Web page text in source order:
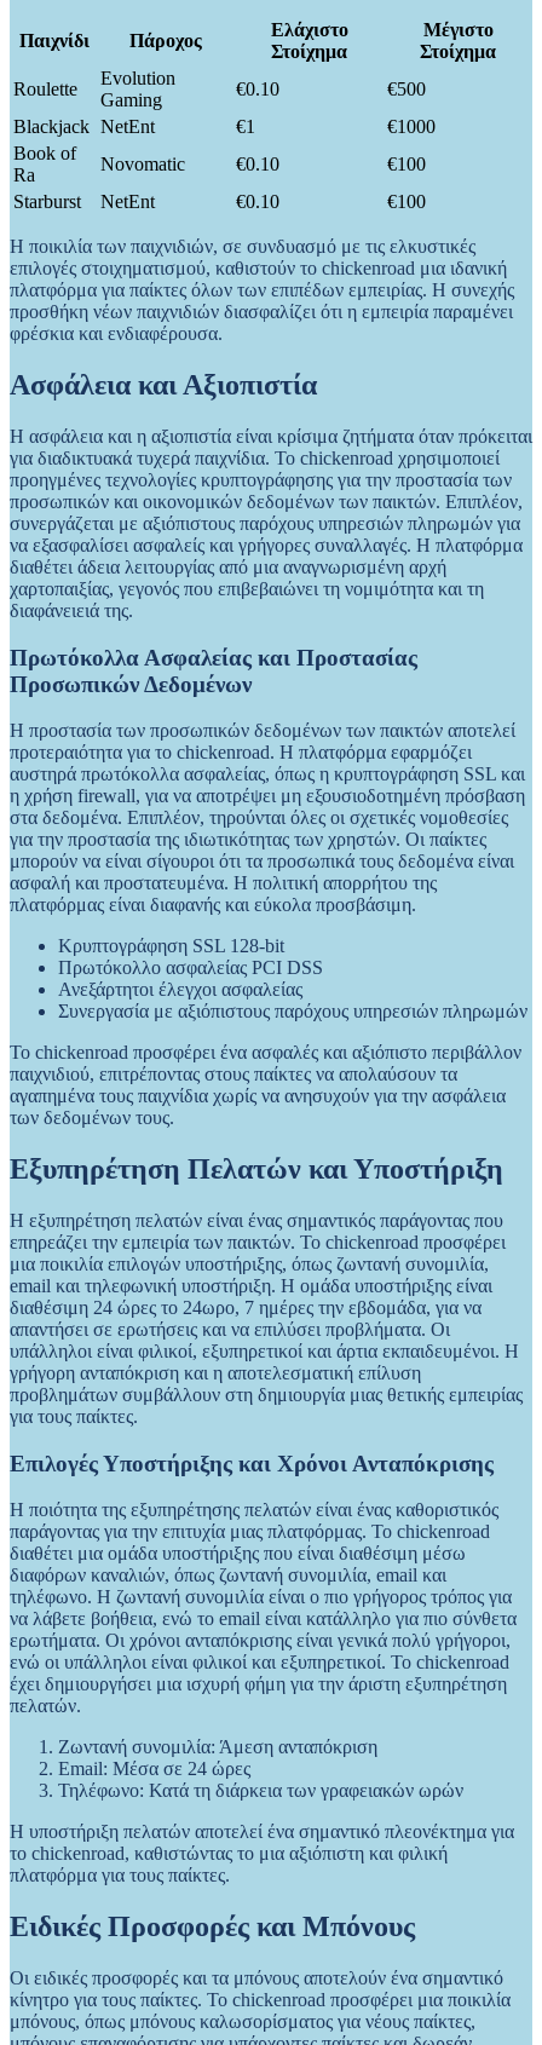
Παιχνίδι Πάροχος
Ελάχιστο
Στοίχημα
Μέγιστο
Στοίχημα
Roulette
Evolution
Gaming
€0.10
€500
Blackjack NetEnt €1
€1000
Book of
Ra
Novomatic €0.10
€100
Starburst
NetEnt €0.10 €100
Η ποικιλία των παιχνιδιών, σε συνδυασμό με τις ελκυστικές
επιλογές στοιχηματισμού, καθιστούν το chickenroad μια ιδανική
πλατφόρμα για παίκτες όλων των επιπέδων εμπειρίας. Η συνεχής
προσθήκη νέων παιχνιδιών διασφαλίζει ότι η εμπειρία παραμένει
φρέσκια και ενδιαφέρουσα.
Ασφάλεια και Αξιοπιστία
Η ασφάλεια και η αξιοπιστία είναι κρίσιμα ζητήματα όταν πρόκειται
για διαδικτυακά τυχερά παιχνίδια. Το chickenroad χρησιμοποιεί
προηγμένες τεχνολογίες κρυπτογράφησης για την προστασία των
προσωπικών και οικονομικών δεδομένων των παικτών. Επιπλέον,
συνεργάζεται με αξιόπιστους παρόχους υπηρεσιών πληρωμών για
να εξασφαλίσει ασφαλείς και γρήγορες συναλλαγές. Η πλατφόρμα
διαθέτει άδεια λειτουργίας από μια αναγνωρισμένη αρχή
χαρτοπαιξίας, γεγονός που επιβεβαιώνει τη νομιμότητα και τη
διαφάνειειά της.
Πρωτόκολλα Ασφαλείας και Προστασίας
Προσωπικών Δεδομένων
Η προστασία των προσωπικών δεδομένων των παικτών αποτελεί
προτεραιότητα για το chickenroad. Η πλατφόρμα εφαρμόζει
αυστηρά πρωτόκολλα ασφαλείας, όπως η κρυπτογράφηση SSL και
η χρήση firewall, για να αποτρέψει μη εξουσιοδοτημένη πρόσβαση
στα δεδομένα. Επιπλέον, τηρούνται όλες οι σχετικές νομοθεσίες
για την προστασία της ιδιωτικότητας των χρηστών. Οι παίκτες
μπορούν να είναι σίγουροι ότι τα προσωπικά τους δεδομένα είναι
ασφαλή και προστατευμένα. Η πολιτική απορρήτου της
πλατφόρμας είναι διαφανής και εύκολα προσβάσιμη.
Κρυπτογράφηση SSL 128-bit
Πρωτόκολλο ασφαλείας PCI DSS
Ανεξάρτητοι έλεγχοι ασφαλείας
Συνεργασία με αξιόπιστους παρόχους υπηρεσιών πληρωμών
Το chickenroad προσφέρει ένα ασφαλές και αξιόπιστο περιβάλλον
παιχνιδιού, επιτρέποντας στους παίκτες να απολαύσουν τα
αγαπημένα τους παιχνίδια χωρίς να ανησυχούν για την ασφάλεια
των δεδομένων τους.
Εξυπηρέτηση Πελατών και Υποστήριξη
Η εξυπηρέτηση πελατών είναι ένας σημαντικός παράγοντας που
επηρεάζει την εμπειρία των παικτών. Το chickenroad προσφέρει
μια ποικιλία επιλογών υποστήριξης, όπως ζωντανή συνομιλία,
email και τηλεφωνική υποστήριξη. Η ομάδα υποστήριξης είναι
διαθέσιμη 24 ώρες το 24ωρο, 7 ημέρες την εβδομάδα, για να
απαντήσει σε ερωτήσεις και να επιλύσει προβλήματα. Οι
υπάλληλοι είναι φιλικοί, εξυπηρετικοί και άρτια εκπαιδευμένοι. Η
γρήγορη ανταπόκριση και η αποτελεσματική επίλυση
προβλημάτων συμβάλλουν στη δημιουργία μιας θετικής εμπειρίας
για τους παίκτες.
Επιλογές Υποστήριξης και Χρόνοι Ανταπόκρισης
Η ποιότητα της εξυπηρέτησης πελατών είναι ένας καθοριστικός
παράγοντας για την επιτυχία μιας πλατφόρμας. Το chickenroad
διαθέτει μια ομάδα υποστήριξης που είναι διαθέσιμη μέσω
διαφόρων καναλιών, όπως ζωντανή συνομιλία, email και
τηλέφωνο. Η ζωντανή συνομιλία είναι ο πιο γρήγορος τρόπος για
να λάβετε βοήθεια, ενώ το email είναι κατάλληλο για πιο σύνθετα
ερωτήματα. Οι χρόνοι ανταπόκρισης είναι γενικά πολύ γρήγοροι,
ενώ οι υπάλληλοι είναι φιλικοί και εξυπηρετικοί. Το chickenroad
έχει δημιουργήσει μια ισχυρή φήμη για την άριστη εξυπηρέτηση
πελατών.
Ζωντανή συνομιλία: Άμεση ανταπόκριση
Email: Μέσα σε 24 ώρες
Τηλέφωνο: Κατά τη διάρκεια των γραφειακών ωρών
Η υποστήριξη πελατών αποτελεί ένα σημαντικό πλεονέκτημα για
το chickenroad, καθιστώντας το μια αξιόπιστη και φιλική
πλατφόρμα για τους παίκτες.
Ειδικές Προσφορές και Μπόνους
Οι ειδικές προσφορές και τα μπόνους αποτελούν ένα σημαντικό
κίνητρο για τους παίκτες. Το chickenroad προσφέρει μια ποικιλία
μπόνους, όπως μπόνους καλωσορίσματος για νέους παίκτες,